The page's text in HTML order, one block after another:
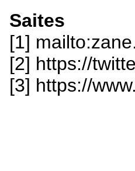
Saites
[1]
[2] https://
[3] https://